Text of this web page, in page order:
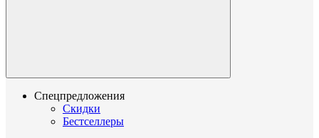
Спецпредложения
Скидки
Бестселлеры